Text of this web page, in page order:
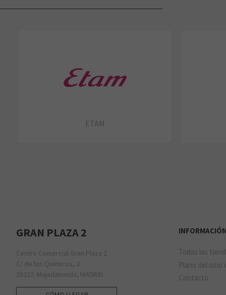
ETAM
GRAN PLAZA 2
Centro Comercial Gran Plaza 2
C/ de los Químicos, 2
28222. Majadahonda, MADRID
Todas las
Plano del sitio
Contacto